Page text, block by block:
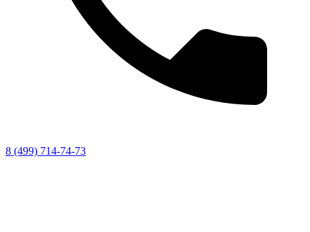
8 (499) 714-74-73